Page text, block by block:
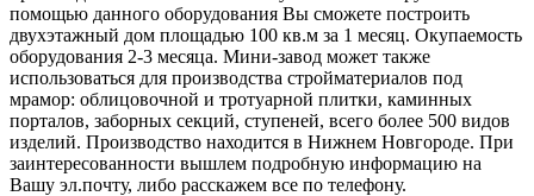
помощью данного оборудования Вы сможете построить
двухэтажный дом площадью 100 кв.м за 1 месяц. Окупаемость
оборудования 2-3 месяца. Мини-завод может также
использоваться для производства стройматериалов под
мрамор: облицовочной и тротуарной плитки, каминных
порталов, заборных секций, ступеней, всего более 500 видов
изделий. Производство находится в Нижнем Новгороде. При
заинтересованности вышлем подробную информацию на
Вашу эл.почту, либо расскажем все по телефону.